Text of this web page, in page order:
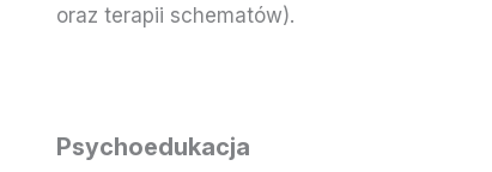
oraz terapii schematów).
Psychoedukacja